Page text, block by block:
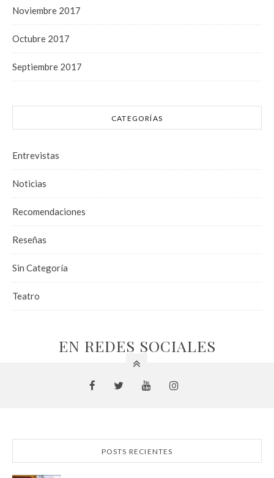
Noviembre 2017
Octubre 2017
Septiembre 2017
CATEGORÍAS
Entrevistas
Noticias
Recomendaciones
Reseñas
Sin Categoría
Teatro
EN REDES SOCIALES
POSTS RECIENTES